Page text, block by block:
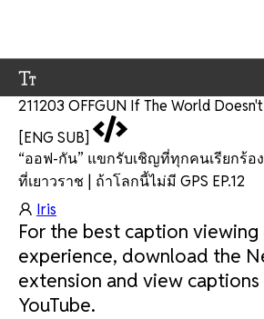
211203 OFFGUN If The World
[ENG SUB]
“ออฟ-กัน” แขกรับเชิญที่ทุกคนเรียกร้อ
ที่เยาวราช | ถ้าโลกนี้ไม่มี GPS EP.12
Iris
For the best caption viewing
experience, download the
extension and view
YouTube.